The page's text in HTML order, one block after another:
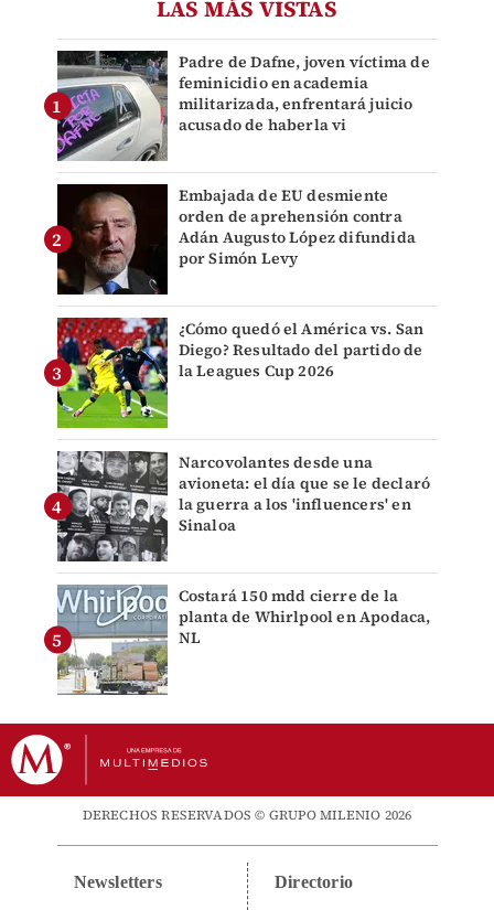
LAS MÁS VISTAS
Padre de Dafne, joven víctima de
feminicidio en academia
militarizada, enfrentará juicio
acusado de haberla vi
Embajada de EU desmiente
orden de aprehensión contra
Adán Augusto López difundida
por Simón Levy
¿Cómo quedó el América vs. San
Diego? Resultado del partido de
la Leagues Cup 2026
Narcovolantes desde una
avioneta: el día que se le declaró
la guerra a los 'influencers' en
Sinaloa
Costará 150 mdd cierre de la
planta de Whirlpool en Apodaca,
NL
DERECHOS RESERVADOS © GRUPO MILENIO 2026
Newsletters Directorio